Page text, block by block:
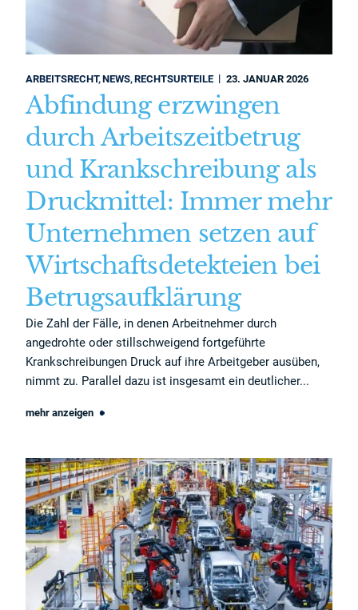
ARBEITSRECHT NEWS RECHTSURTEILE 23. JANUAR 2026
Abfindung erzwingen
durch Arbeitszeitbetrug
und Krankschreibung als
Druckmittel: Immer mehr
Unternehmen setzen auf
Wirtschaftsdetekteien bei
Betrugsaufklärung
Die Zahl der Fälle, in denen Arbeitnehmer durch
angedrohte oder stillschweigend fortgeführte
Krankschreibungen Druck auf ihre Arbeitgeber ausüben,
nimmt zu. Parallel dazu ist insgesamt ein deutlicher...
mehr anzeigen